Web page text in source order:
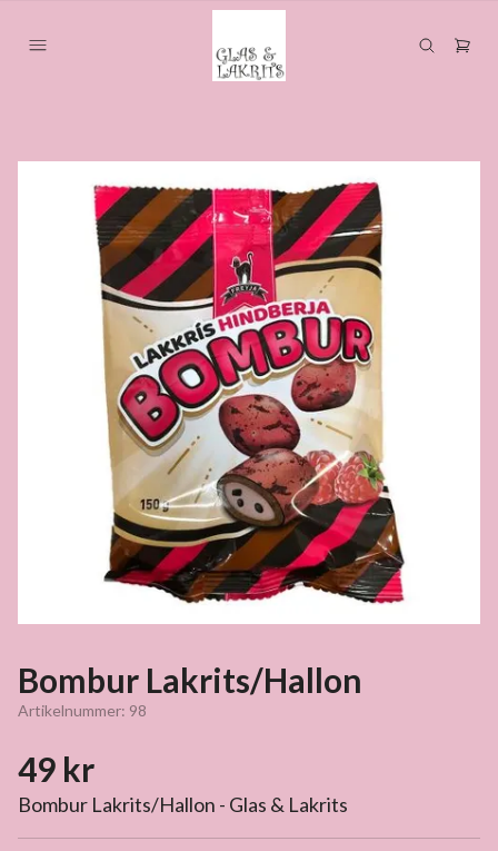
Bombur Lakrits/Hallon
Artikelnummer: 98
49 kr
Bombur Lakrits/Hallon - Glas & Lakrits